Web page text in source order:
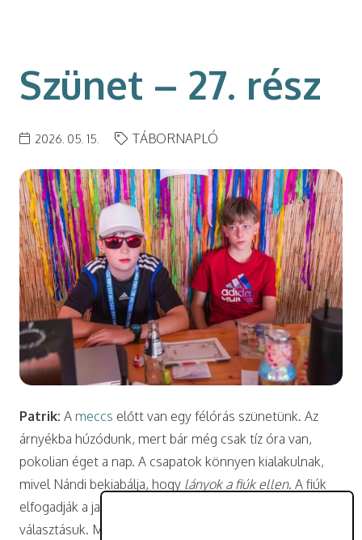
Szünet – 27. rész
2026. 05. 15. TÁBORNAPLÓ
Patrik: A meccs előtt van egy félórás szünetünk. Az
árnyékba húzódunk, mert bár még csak tíz óra van,
pokolian éget a nap. A csapatok könnyen kialakulnak,
mivel Nándi bekiabálja, hogy lányok a fiúk ellen. A fiúk
elfogadják a javaslatot, így a lányoknak nem nagyon van
választásuk. Meg amúgy is, a sportot is ők választották.